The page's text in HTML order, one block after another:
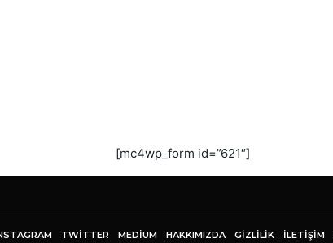
[mc4wp_form id=”621″]
TWITTER MEDIUM HAKKIMIZDA GİZLİLİK İLETIŞIM